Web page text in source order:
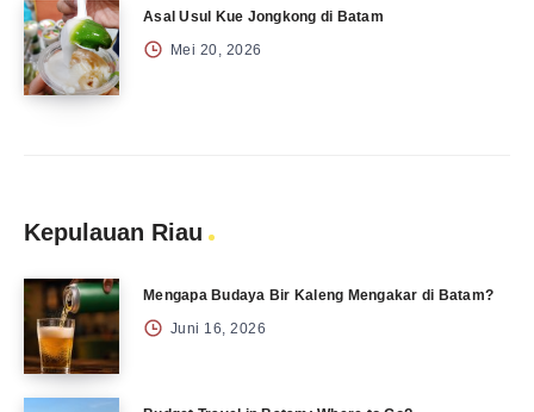
Asal Usul Kue Jongkong di Batam
Mei 20, 2026
Kepulauan Riau
Mengapa Budaya Bir Kaleng Mengakar di Batam?
Juni 16, 2026